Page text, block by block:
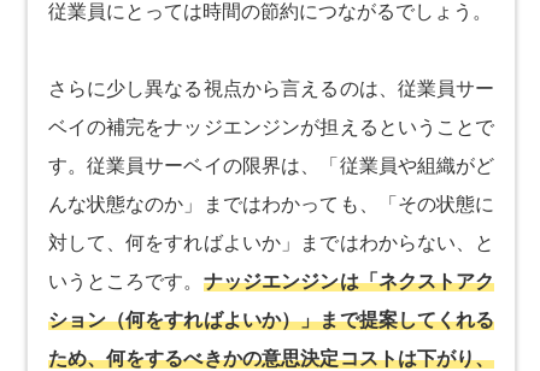
従業員にとっては時間の節約につながるでしょう。
さらに少し異なる視点から言えるのは、従業員サー
ベイの補完をナッジエンジンが担えるということで
す。従業員サーベイの限界は、「従業員や組織がど
んな状態なのか」まではわかっても、「その状態に
対して、何をすればよいか」まではわからない、と
いうところです。 ナッジエンジンは「ネクストアク
ション（何をすればよいか）」まで提案してくれる
ため、何をするべきかの意思決定コストは下がり、